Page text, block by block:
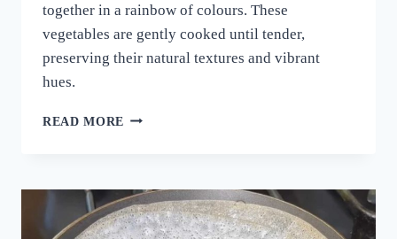
together in a rainbow of colours. These
vegetables are gently cooked until tender,
preserving their natural textures and vibrant
hues.
READ MORE ഈ
ചേർത്താൽ
അവിയൽ
കിടിലൻ